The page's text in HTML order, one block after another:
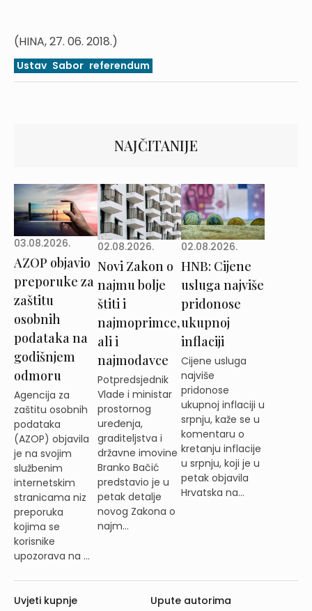
(HINA, 27. 06. 2018.)
Ustav Sabor referendum
NAJČITANIJE
03.08.2026.
AZOP objavio
preporuke za
zaštitu
osobnih
podataka na
godišnjem
odmoru
Agencija za
zaštitu osobnih
podataka
(AZOP) objavila
je na svojim
službenim
internetskim
stranicama niz
preporuka
kojima se
korisnike
upozorava na ...
02.08.2026.
Novi Zakon o
najmu bolje
štiti i
najmoprimce,
ali i
najmodavce
Potpredsjednik
Vlade i ministar
prostornog
uređenja,
graditeljstva i
državne imovine
Branko Bačić
predstavio je u
petak detalje
novog Zakona o
najm...
02.08.2026.
HNB: Cijene
usluga najviše
pridonose
ukupnoj
inflaciji
Cijene usluga
najviše
pridonose
ukupnoj inflaciji u
srpnju, kaže se u
komentaru o
kretanju inflacije
u srpnju, koji je u
petak objavila
Hrvatska na...
Uvjeti kupnje Upute autorima